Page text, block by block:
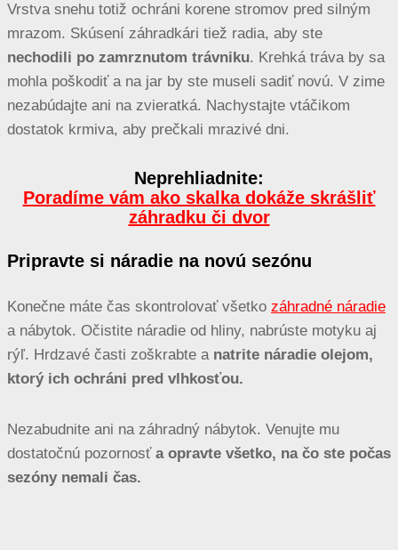
Vrstva snehu totiž ochráni korene stromov pred silným
mrazom. Skúsení záhradkári tiež radia, aby ste
nechodili po zamrznutom trávniku. Krehká tráva by sa
mohla poškodiť a na jar by ste museli sadiť novú. V zime
nezabúdajte ani na zvieratká. Nachystajte vtáčikom
dostatok krmiva, aby prečkali mrazivé dni.
Neprehliadnite:
Poradíme vám ako skalka dokáže skrášliť
záhradku či dvor
Pripravte si náradie na novú sezónu
Konečne máte čas skontrolovať všetko záhradné náradie
a nábytok. Očistite náradie od hliny, nabrúste motyku aj
rýľ. Hrdzavé časti zoškrabte a natrite náradie olejom,
ktorý ich ochráni pred vlhkosťou.
Nezabudnite ani na záhradný nábytok. Venujte mu
dostatočnú pozornosť a opravte všetko, na čo ste počas
sezóny nemali čas.